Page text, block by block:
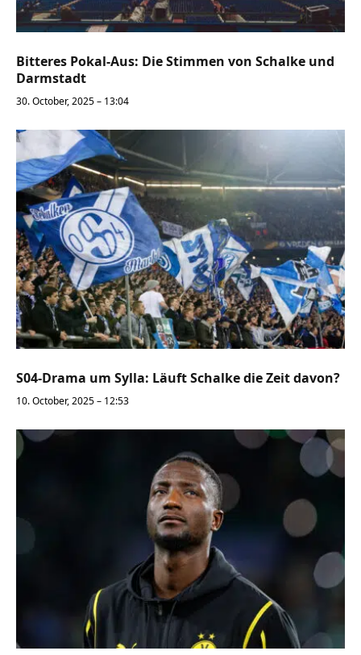
Bitteres Pokal-Aus: Die Stimmen von Schalke und
Darmstadt
30. October, 2025 – 13:04
S04-Drama um Sylla: Läuft Schalke die Zeit davon?
10. October, 2025 – 12:53